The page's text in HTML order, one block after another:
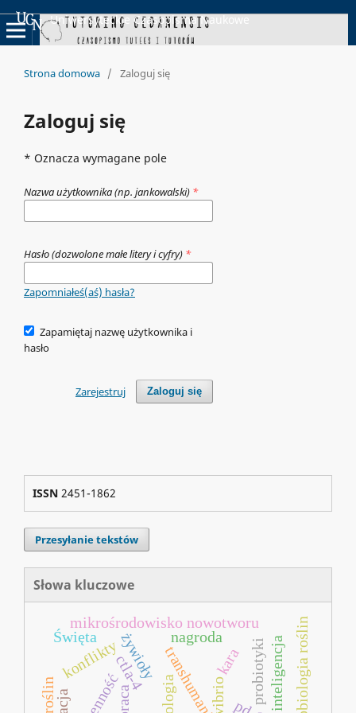
Uniwersyteckie Czasopisma Naukowe
Strona domowa / Zaloguj się
Zaloguj się
* Oznacza wymagane pole
Nazwa użytkownika (np. jankowalski) *
Hasło (dozwolone małe litery i cyfry) *
Zapomniałeś(aś) hasła?
Zapamiętaj nazwę użytkownika i
hasło
Zaloguj się
Zarejestruj
ISSN 2451-1862
Przesyłanie tekstów
Słowa kluczowe
transhumanizm
żywioły
ctla-4
mikrośrodowisko nowotworu
konflikty
ekologia vibrio probiotyki
kara
nagroda neurobiologia roślin
inteligencja
Święta